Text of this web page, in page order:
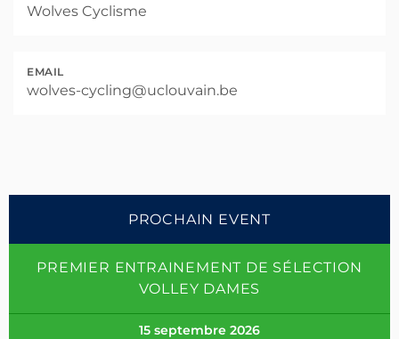
Wolves Cyclisme
EMAIL
wolves-cycling@uclouvain.be
PROCHAIN EVENT
PREMIER ENTRAINEMENT DE SÉLECTION
VOLLEY DAMES
15 septembre 2026